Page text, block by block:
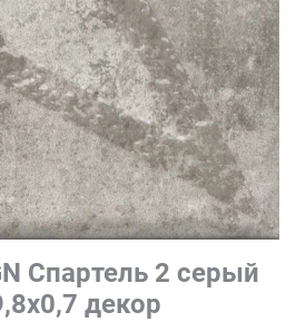
Спартель 2 серый
декор